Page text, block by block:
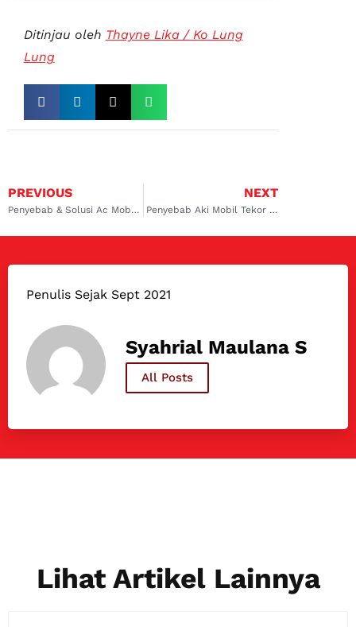
Ditinjau oleh Thayne Lika / Ko Lung
Lung
PREVIOUS
Penyebab & Solusi Ac Mobil Wuling Tidak Dingin
NEXT
Penyebab Aki Mobil Tekor dan Bagaimana Cara Untuk Mengatasinya
Penulis Sejak Sept 2021
Syahrial Maulana S
All Posts
Lihat Artikel Lainnya